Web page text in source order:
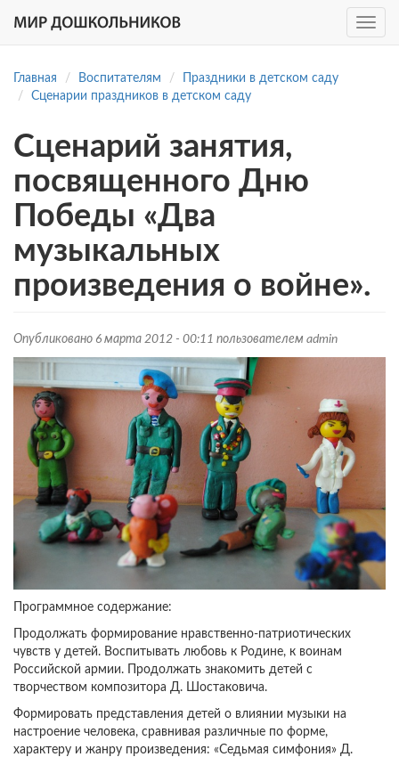
основному
Toggle
Главная Воспитателям
Праздники в детском саду
Сценарии праздников в детском саду
Сценарий занятия,
посвященного Дню
Победы «Два
музыкальных
произведения о войне».
Опубликовано 6 марта 2012 - 00:11 пользователем admin
Программное содержание:
Продолжать формирование нравственно-патриотических
чувств у детей. Воспитывать любовь к Родине, к воинам
Российской армии. Продолжать знакомить детей с
творчеством композитора Д. Шостаковича.
Формировать представления детей о влиянии музыки на
настроение человека, сравнивая различные по форме,
характеру и жанру произведения: «Седьмая симфония» Д.